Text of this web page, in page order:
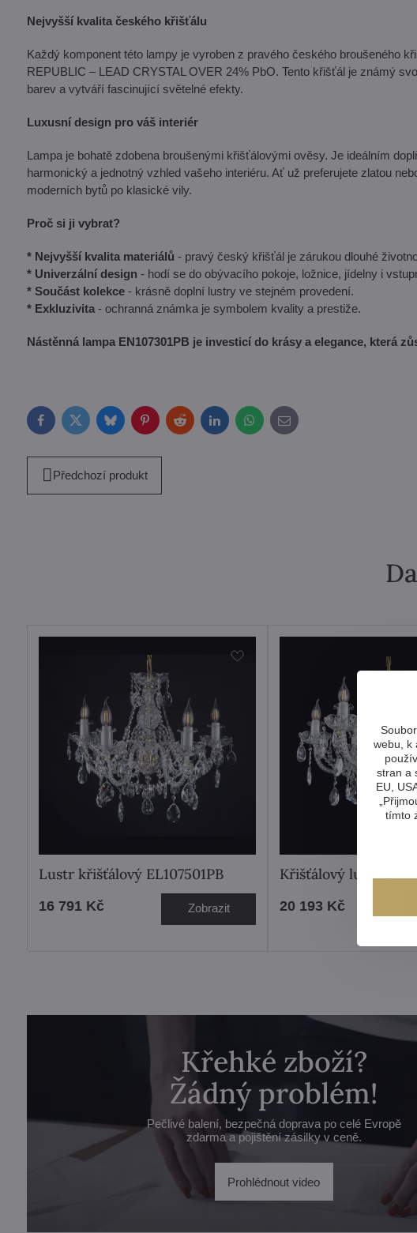
Nejvyšší kvalita českého křišťálu
Každý komponent této lampy je vyroben z pravého českého broušeného
REPUBLIC – LEAD CRYSTAL OVER 24% PbO. Tento křišťál je známý
barev a vytváří fascinující světelné efekty.
Luxusní design pro váš interiér
Lampa je bohatě zdobena broušenými křišťálovými ověsy. Je ideálním
harmonický a jednotný vzhled vašeho interiéru. Ať už preferujete zlatou
moderních bytů po klasické vily.
Proč si ji vybrat?
* Nejvyšší kvalita materiálů - pravý český křišťál je zárukou dlouhé
* Univerzální design - hodí se do obývacího pokoje, ložnice, jídelny i
* Součást kolekce- krásně doplní lustry ve stejném provedení.
* Exkluzivita- ochranná známka je symbolem kvality a prestiže.
Nástěnná lampa EN107301PB je investicí do krásy a elegance, která
FacebookTwitterBlueskyPinterestRedditLinkedInWhatsApp
E-
mail
Předchozí produkt
Lustr křišťálový EL107501PB
16 791 Kč Zobrazit
Křišťálový lustr
20 193 Kč
Křehké zboží?
Žádný problém!
Pečlivé balení, bezpečná doprava po celé Evropě
zdarma a pojištění zásilky v ceně.
Prohlédnout video
webu, k
stran a
EU,
tímto